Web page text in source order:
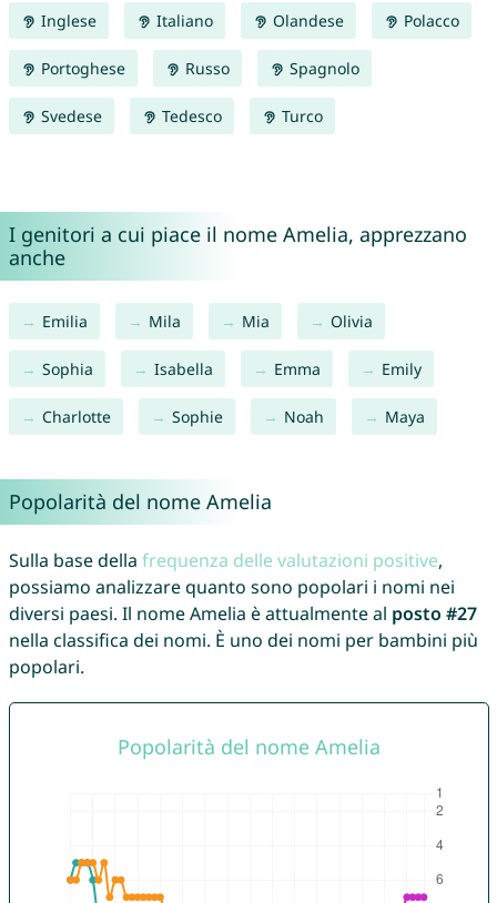
Inglese Italiano Olandese Polacco
Portoghese Russo Spagnolo
Svedese Tedesco Turco
I genitori a cui piace il nome Amelia, apprezzano
anche
Emilia Mila Mia Olivia
Sophia Isabella Emma Emily
Charlotte Sophie Noah Maya
Popolarità del nome Amelia
Sulla base della frequenza delle valutazioni positive,
possiamo analizzare quanto sono popolari i nomi nei
diversi paesi. Il nome Amelia è attualmente al posto #27
nella classifica dei nomi. È uno dei nomi per bambini più
popolari.